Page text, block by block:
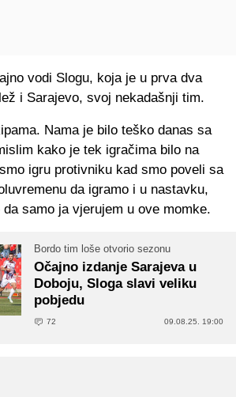
vodi Slogu, koja je u prva dva
i Sarajevo, svoj nekadašnji tim.
Nama je bilo teško danas sa
kako je tek igračima bilo na
igru protivniku kad smo poveli sa
da igramo i u nastavku,
samo ja vjerujem u ove momke.
Bordo tim loše otvorio sezonu
Očajno izdanje Sarajeva u
Doboju, Sloga slavi veliku
pobjedu
72 09.08.25. 19:00